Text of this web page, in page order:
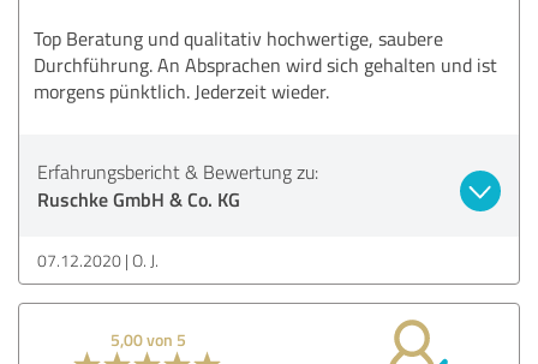
Top Beratung und qualitativ hochwertige, saubere
Durchführung. An Absprachen wird sich gehalten und ist
morgens pünktlich. Jederzeit wieder.
Erfahrungsbericht & Bewertung zu:
Ruschke GmbH & Co. KG
07.12.2020 O. J.
5,00 von 5